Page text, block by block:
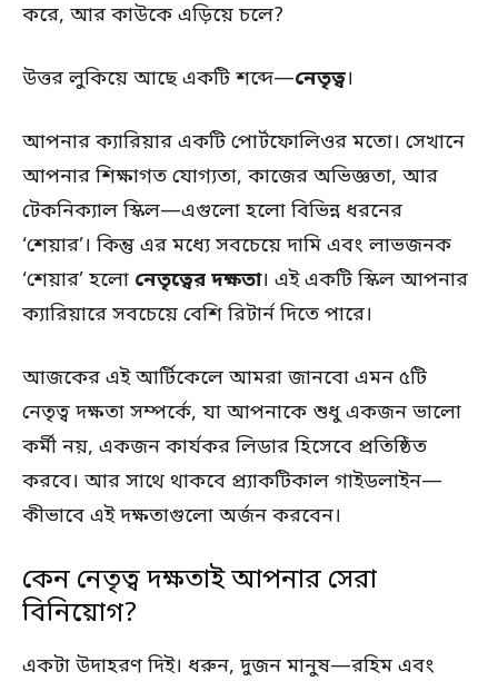
করে, আর কাউকে এড়িয়ে চলে?
উত্তর লুকিয়ে আছে একটি শব্দে—নেতৃত্ব।
আপনার ক্যারিয়ার একটি পোর্টফোলিওর মতো। সেখানে
আপনার শিক্ষাগত যোগ্যতা, কাজের অভিজ্ঞতা, আর
টেকনিক্যাল স্কিল—এগুলো হলো বিভিন্ন ধরনের
‘শেয়ার’। কিন্তু এর মধ্যে সবচেয়ে দামি এবং লাভজনক
‘শেয়ার’ হলো নেতৃত্বের দক্ষতা। এই একটি স্কিল আপনার
ক্যারিয়ারে সবচেয়ে বেশি রিটার্ন দিতে পারে।
আজকের এই আর্টিকেলে আমরা জানবো এমন ৫টি
নেতৃত্ব দক্ষতা সম্পর্কে, যা আপনাকে শুধু একজন ভালো
কর্মী নয়, একজন কার্যকর লিডার হিসেবে প্রতিষ্ঠিত
করবে। আর সাথে থাকবে প্র্যাকটিকাল গাইডলাইন—
কীভাবে এই দক্ষতাগুলো অর্জন করবেন।
কেন নেতৃত্ব দক্ষতাই আপনার সেরা
বিনিয়োগ?
একটা উদাহরণ দিই। ধরুন, দুজন মানুষ—রহিম এবং